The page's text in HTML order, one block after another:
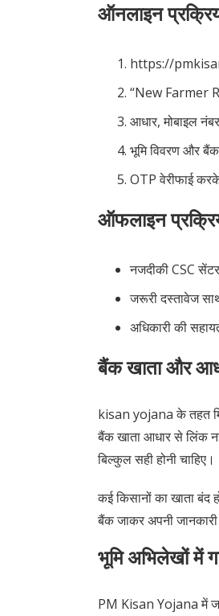
ऑनलाइन
https://
“New Farmer
आधार, मोबाइल
भूमि विवरण और
OTP वेरीफाई
ऑफलाइन
नजदीकी CSC सेंटर
जरूरी दस्तावेज
अधिकारी की
बैंक खाता और
kisan yojana के तहत
बैंक खाता आधार से लिंक
बिल्कुल सही होनी चाहिए।
कई किसानों का खाता बंद
बैंक जाकर अपनी
भूमि अभिलेखों में
PM Kisan Yojana में